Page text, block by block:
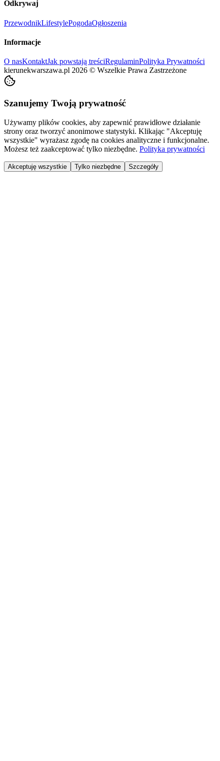
Odkrywaj
PrzewodnikLifestylePogodaOgłoszenia
Informacje
O nasKontaktJak powstają treściRegulaminPolityka Prywatności
kierunekwarszawa.pl 2026 © Wszelkie Prawa Zastrzeżone
Szanujemy Twoją prywatność
Używamy plików cookies, aby zapewnić prawidłowe działanie
strony oraz tworzyć anonimowe statystyki. Klikając "Akceptuję
wszystkie" wyrażasz zgodę na cookies analityczne i funkcjonalne.
Możesz też zaakceptować tylko niezbędne. Polityka prywatności
Akceptuję wszystkie Tylko niezbędne Szczegóły